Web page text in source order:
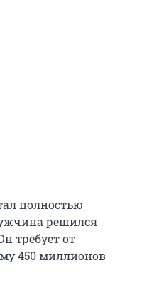
полностью
решился
требует от
450 миллионов